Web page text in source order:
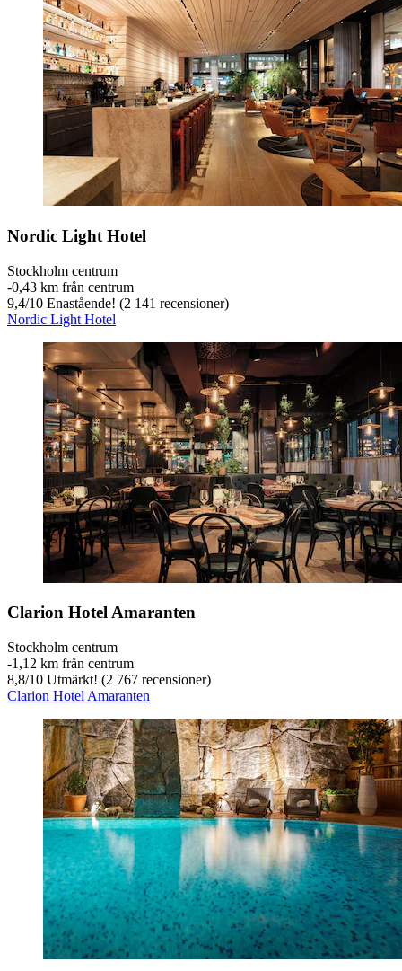
Nordic Light Hotel
Stockholm centrum
‐0,43 km från centrum
9,4/10 Enastående! (2 141 recensioner)
Nordic Light Hotel
Clarion Hotel Amaranten
Stockholm centrum
‐1,12 km från centrum
8,8/10 Utmärkt! (2 767 recensioner)
Clarion Hotel Amaranten